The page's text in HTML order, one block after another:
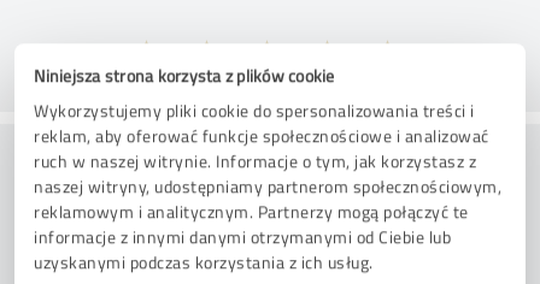
Niniejsza strona korzysta z plików cookie
Wykorzystujemy pliki cookie do spersonalizowania treści i
reklam, aby oferować funkcje społecznościowe i analizować
ruch w naszej witrynie. Informacje o tym, jak korzystasz z
naszej witryny, udostępniamy partnerom społecznościowym,
reklamowym i analitycznym. Partnerzy mogą połączyć te
informacje z innymi danymi otrzymanymi od Ciebie lub
uzyskanymi podczas korzystania z ich usług.
Doradztwo